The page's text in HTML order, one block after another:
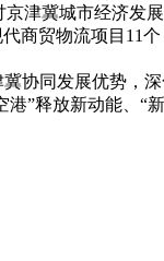
津冀城市经济发展
商贸物流项目11
协同发展优势，深
”释放新动能、“